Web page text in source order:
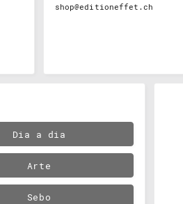
shop@editioneffet.ch
Dia a dia
Arte
Sebo